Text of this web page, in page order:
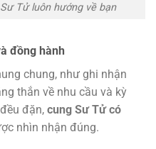
Tử luôn hướng về bạn
đồng hành
chung, như ghi nhận
thắn về nhu cầu và kỳ
đặn, cung Sư Tử có
nhìn nhận đúng.